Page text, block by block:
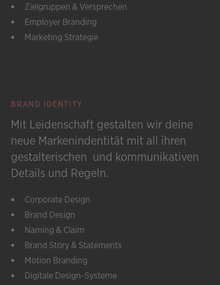
Zielgruppen & Versprechen
Employer Branding
Marketing Strategie
BRAND IDENTITY
Mit Leidenschaft gestalten wir deine
neue Markenindentität mit all ihren
gestalterischen und kommunikativen
Details und Regeln.
Corporate Design
Brand Design
Naming & Claim
Brand Story & Statements
Motion Branding
Digitale Design-Systeme